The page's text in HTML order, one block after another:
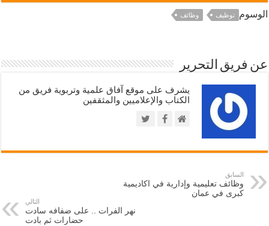
الوسوم توظيف وظائف
عن فريق التحرير
يشرف على موقع آفاق علمية وتربوية فريق من
الكتاب والإعلاميين والمثقفين
السابق
وظائف تعليمية وإدارية في اكاديمية
كبرى في عمان
التالي
نهر الفرات .. على ضفافه سادت
حضارات ثم بادت